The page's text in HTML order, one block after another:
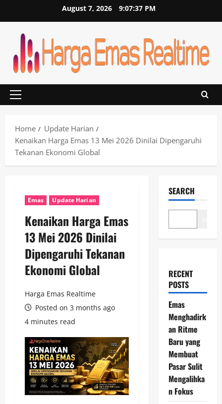
August 7, 2026 9:07:37 PM
Primary
Home
Update Harian
Kenaikan Harga Emas 13 Mei 2026 Dinilai Dipengaruhi
Tekanan Ekonomi Global
Emas Update Harian
Kenaikan Harga Emas
13 Mei 2026 Dinilai
Dipengaruhi Tekanan
Ekonomi Global
Harga Emas Realtime
Posted on 3 months ago
4 minutes read
SEARCH
RECENT
POSTS
Emas
Menghadirk
an Ritme
Baru yang
Membuat
Pasar Sulit
Mengalihka
n Fokus